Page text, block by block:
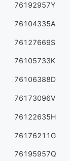
76192957Y
76104335A
76127669S
76105733K
76106388D
76173096V
76122635H
76176211G
76195957Q